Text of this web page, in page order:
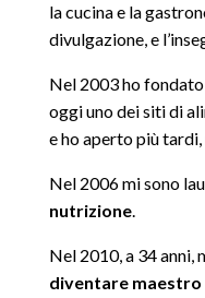
la cucina e la
divulgazione, e
Nel 2003 ho
oggi uno dei siti di
e ho aperto più tardi,
Nel 2006 mi sono
nutrizione.
Nel 2010, a 34 anni,
diventare maestro